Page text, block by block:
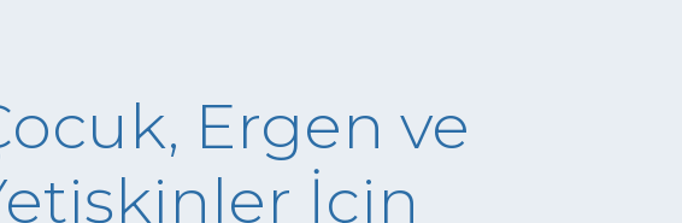
Ergen ve
İçin